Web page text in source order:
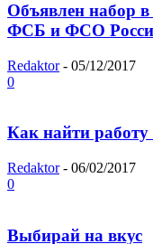
Объявлен набор
ФСБ и ФСО
Redaktor - 05/12/2017
0
Как найти работу
Redaktor - 06/02/2017
0
Выбирай на вкус